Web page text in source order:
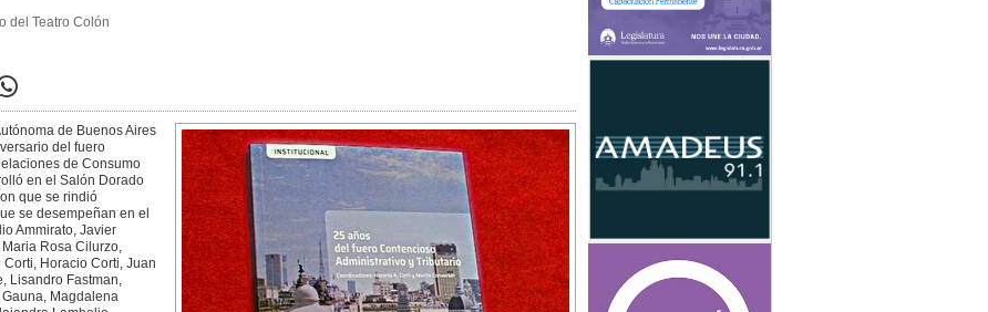
del Teatro Colón
de Buenos Aires
del fuero
de Consumo
en el Salón Dorado
que se rindió
se desempeñan en el
Ammirato, Javier
Rosa Cilurzo,
Horacio Corti, Juan
Lisandro Fastman,
Magdalena